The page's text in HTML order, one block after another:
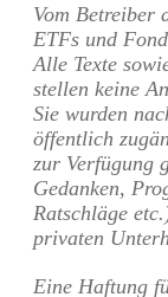
Vom Betreiber
ETFs und
Alle Texte
stellen keine
Sie wurden
öffentlich
zur Verfügung
Gedanken,
Ratschläge
privaten
Eine Haftung